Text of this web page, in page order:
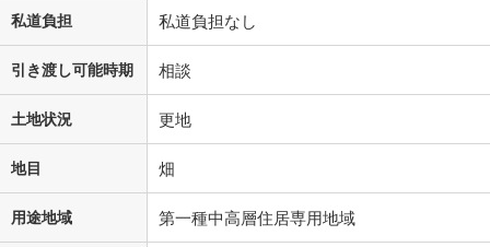
私道負担 私道負担なし
引き渡し可能時期 相談
土地状況 更地
地目 畑
用途地域 第一種中高層住居専用地域